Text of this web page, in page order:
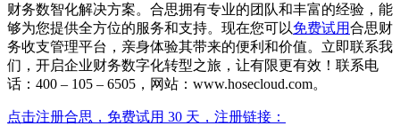
财务数智化解决方案。合思拥有专业的团队和丰富的经验，能
够为您提供全方位的服务和支持。现在您可以免费试用合思财
务收支管理平台，亲身体验其带来的便利和价值。立即联系我
们，开启企业财务数字化转型之旅，让有限更有效！联系电
话：400 – 105 – 6505，网站：www.hosecloud.com。
点击注册合思，免费试用 30 天，注册链接：